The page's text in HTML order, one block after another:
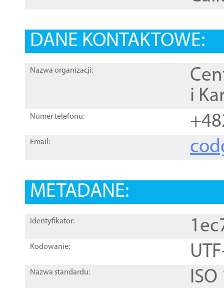
DANE KONTAKTOWE:
Nazwa organizacji:
i
Numer telefonu:
Email:
METADANE:
Identyfikator:
Kodowanie:
Nazwa standardu: